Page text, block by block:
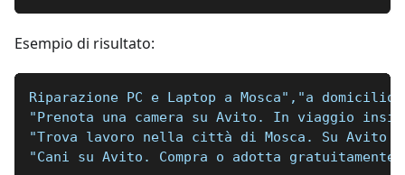
Esempio di risultato:
Riparazione PC e Laptop a Mosca","a
"Prenota una camera su Avito. In viaggio
"Trova lavoro nella città di Mosca. Su Avito
"Cani su Avito. Compra o adotta